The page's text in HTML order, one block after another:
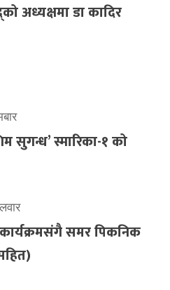
अध्यक्षमा डा कादिर
सुगन्ध’ स्मारिका-१ को
कार्यक्रमसंगै समर पिकनिक